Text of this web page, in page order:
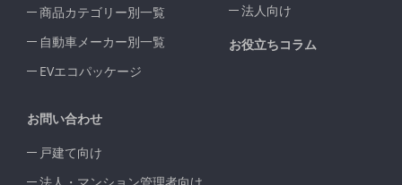
商品カテゴリー別一覧
自動車メーカー別一覧
EVエコパッケージ
法人向け
お役立ちコラム
お問い合わせ
戸建て向け
法人・マンション管理者向け